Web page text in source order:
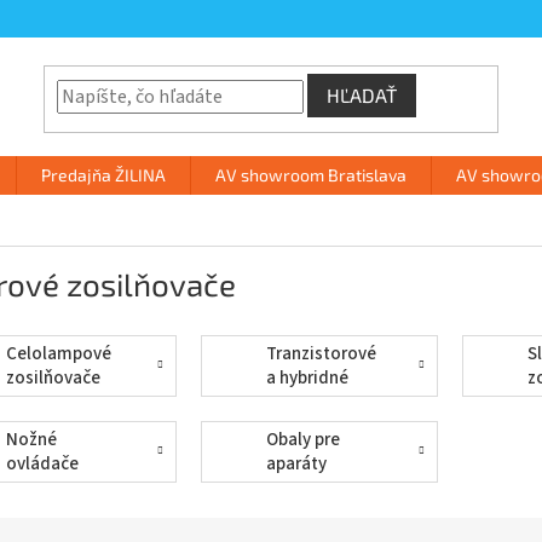
HĽADAŤ
Predajňa ŽILINA AV showroom Bratislava AV
zosilňovače
Celolampové
zosilňovače
Tranzistorové
a hybridné
zosilňovače
Nožné
ovládače
Obaly pre
aparáty